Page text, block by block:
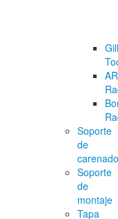
Soporte
de
carenado
Soporte
de
montaje
Tapa